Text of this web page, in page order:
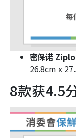
密保诺
26.8cm x
8款获4.5